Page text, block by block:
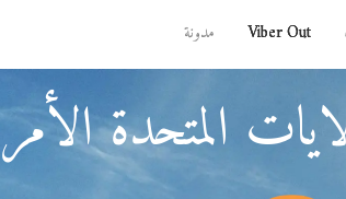
Viber Out مدونة
المتحدة